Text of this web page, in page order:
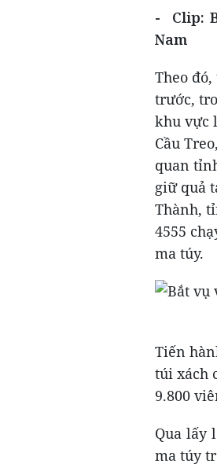
- Clip:
Nam
Theo
trước,
khu vực
Cầu
quan
giữ quả
Thành,
4555
ma túy.
Tiến
túi xách
9.800
Qua lấy
ma túy